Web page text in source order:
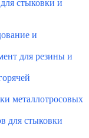
стыковки и
и
для резины и
металлотросовых
для стыковки